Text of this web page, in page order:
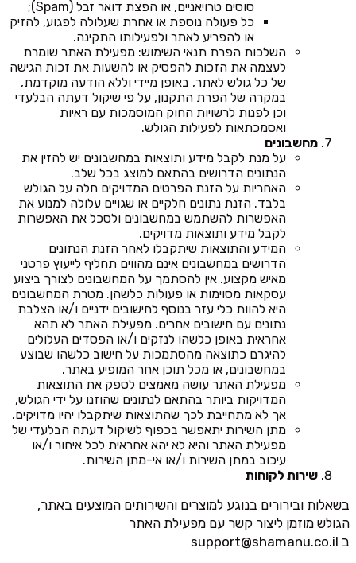
סוסים טרויאניים, או הפצת דואר זבל (Spam);
כל פעולה נוספת או אחרת שעלולה לפגוע, להזיק
או להפריע לאתר ולפעילותו התקינה.
השלכות הפרת תנאי השימוש: מפעילת האתר שומרת
לעצמה את הזכות להפסיק או להשעות את זכות הגישה
של כל גולש לאתר, באופן מיידי וללא הודעה מוקדמת,
במקרה של הפרת התקנון, על פי שיקול דעתה הבלעדי
וכן לפנות לרשויות החוק המוסמכות עם ראיות
ואסמכתאות לפעילות הגולש.
מחשבונים
על מנת לקבל מידע ותוצאות במחשבונים יש להזין את
הנתונים הדרושים בהתאם למוצג בכל שלב.
האחריות על הזנת הפרטים המדויקים חלה על הגולש
בלבד. הזנת נתונים חלקיים או שגויים עלולה למנוע את
האפשרות להשתמש במחשבונים ולסכל את האפשרות
לקבל מידע ותוצאות מדויקים.
המידע והתוצאות שיתקבלו לאחר הזנת הנתונים
הדרושים במחשבונים אינם מהווים תחליף לייעוץ פרטני
מאיש מקצוע. אין להסתמך על המחשבונים לצורך ביצוע
עסקאות מסוימות או פעולות כלשהן. מטרת המחשבונים
היא להוות כלי עזר בנוסף לחישובים ידניים ו/או הצלבת
נתונים עם חישובים אחרים. מפעילת האתר לא תהא
אחראית באופן כלשהו לנזקים ו/או הפסדים העלולים
להיגרם כתוצאה מהסתמכות על חישוב כלשהו שבוצע
במחשבונים, או מכל תוכן אחר המופיע באתר.
מפעילת האתר עושה מאמצים לספק את התוצאות
המדויקות ביותר בהתאם לנתונים שהוזנו על ידי הגולש,
אך לא מתחייבת לכך שהתוצאות שיתקבלו יהיו מדויקים.
מתן השירות יתאפשר בכפוף לשיקול דעתה הבלעדי של
מפעילת האתר והיא לא יהא אחראית לכל איחור ו/או
עיכוב במתן השירות ו/או אי-מתן השירות.
שירות לקוחות
בשאלות ובירורים בנוגע למוצרים והשירותים המוצעים באתר,
הגולש מוזמן ליצור קשר עם מפעילת האתר
ב support@shamanu.co.il